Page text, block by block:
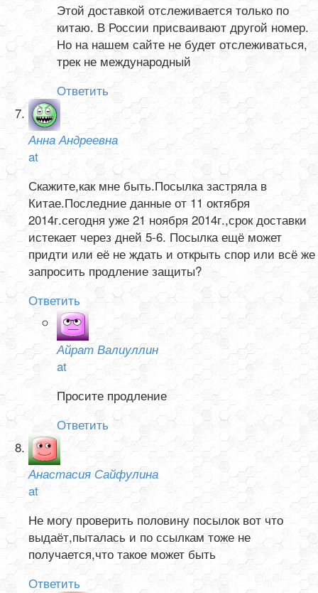
Этой доставкой отслеживается только по
китаю. В России присваивают другой номер.
Но на нашем сайте не будет отслеживаться,
трек не международный
Ответить
Анна Андреевна
at
Скажите,как мне быть.Посылка застряла в
Китае.Последние данные от 11 октября
2014г.сегодня уже 21 ноября 2014г.,срок доставки
истекает через дней 5-6. Посылка ещё может
придти или её не ждать и открыть спор или всё же
запросить продление защиты?
Ответить
Айрат Валиуллин
at
Просите продление
Ответить
Анастасия Сайфулина
at
Не могу проверить половину посылок вот что
выдаёт,пыталась и по ссылкам тоже не
получается,что такое может быть
Ответить